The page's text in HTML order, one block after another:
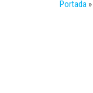
Portada »